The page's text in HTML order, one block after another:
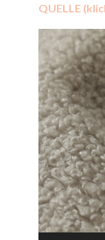
QUELLE
Video-
Player